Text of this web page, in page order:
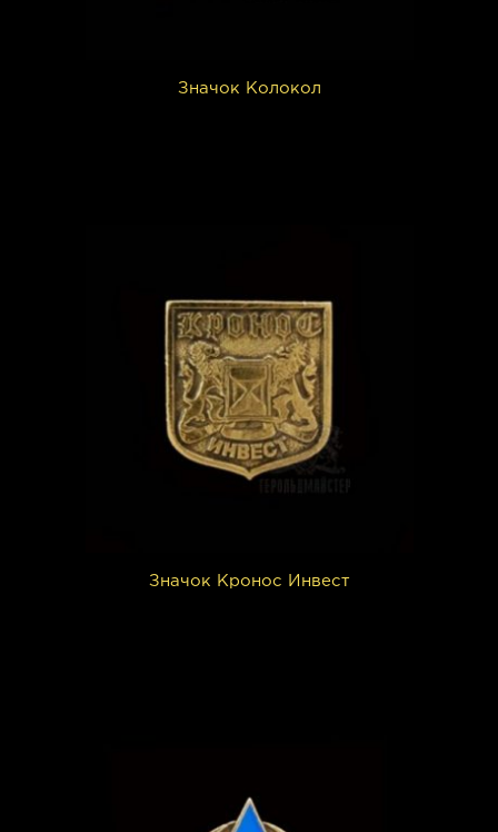
Значок Колокол
Значок Кронос Инвест